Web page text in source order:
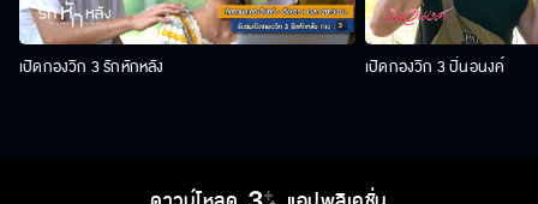
เปิดกองวิก 3 รักหักหลัง เปิดกองวิก 3 ปิ่นอนงค์